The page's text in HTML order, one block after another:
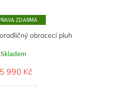
ZDARMA
obracecí pluh
Skladem
990 Kč